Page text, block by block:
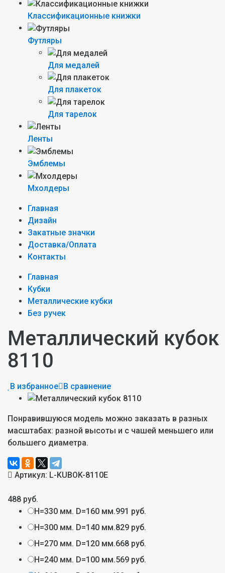
Классификационные книжки
Футляры
Для медалей
Для плакеток
Для тарелок
Ленты
Эмблемы
Мхолдеры
Главная
Дизайн
Закатные значки
Доставка/Оплата
Контакты
Главная
Кубки
Металлические кубки
Без ручек
Металлический кубок
8110
В избранное В сравнение
Понравившуюся модель можно заказать в разных
масштабах: разной высоты и с чашей меньшего или
большего диаметра.
Артикул: L-KUBOK-8110E
488 руб.
H=330 мм. D=160 мм.991 руб.
H=300 мм. D=140 мм.829 руб.
H=270 мм. D=120 мм.668 руб.
H=240 мм. D=100 мм.569 руб.